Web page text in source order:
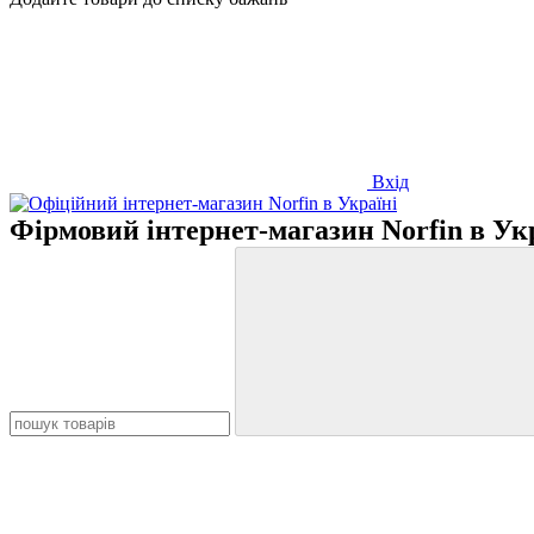
Вхід
Фірмовий інтернет-магазин Norfin в